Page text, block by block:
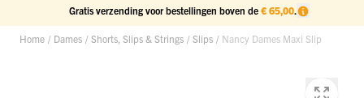
Gratis verzending voor bestellingen boven de € 65,00.
Home / Dames / Shorts, Slips & Strings / Slips / Nancy Dames Maxi Slip